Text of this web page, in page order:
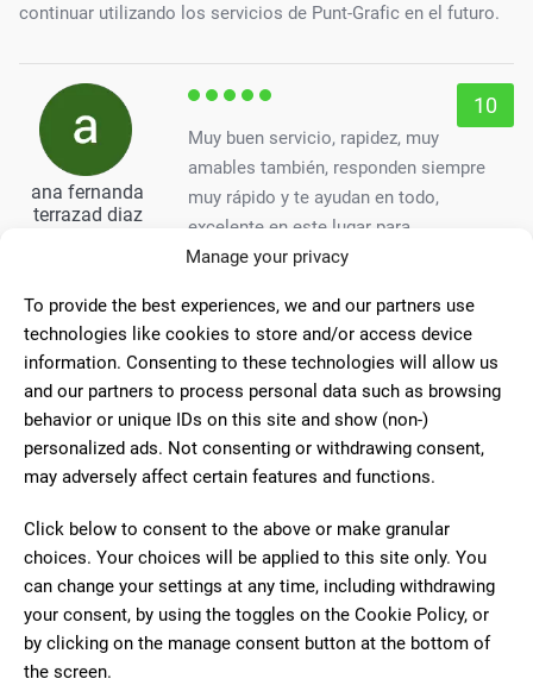
Manage your privacy
To provide the best experiences, we and our partners use
technologies like cookies to store and/or access device
information. Consenting to these technologies will allow us
and our partners to process personal data such as browsing
behavior or unique IDs on this site and show (non-)
personalized ads. Not consenting or withdrawing consent,
may adversely affect certain features and functions.
Click below to consent to the above or make granular
choices. Your choices will be applied to this site only. You
can change your settings at any time, including withdrawing
your consent, by using the toggles on the Cookie Policy, or
by clicking on the manage consent button at the bottom of
the screen.
continuar utilizando los servicios de Punt-Grafic en el futuro.
ana fernanda
terrazad diaz
10
Muy buen servicio, rapidez, muy
amables también, responden siempre
muy rápido y te ayudan en todo,
excelente en este lugar para
impresiones, diseños.
Anna Sort
Siempre muy buena atención.
Súper rápido con el trabajo y calidad en
los resultados. Recomendable 100%
Marlene
Venancio
Super profesional, volveré a
solicitar sus servicios. Lo recomiendo
all 100%.